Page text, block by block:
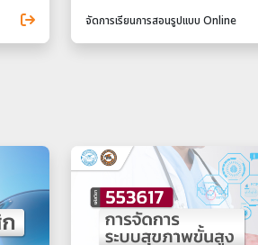
จัดการเรียนการสอนรูปแบบ Online